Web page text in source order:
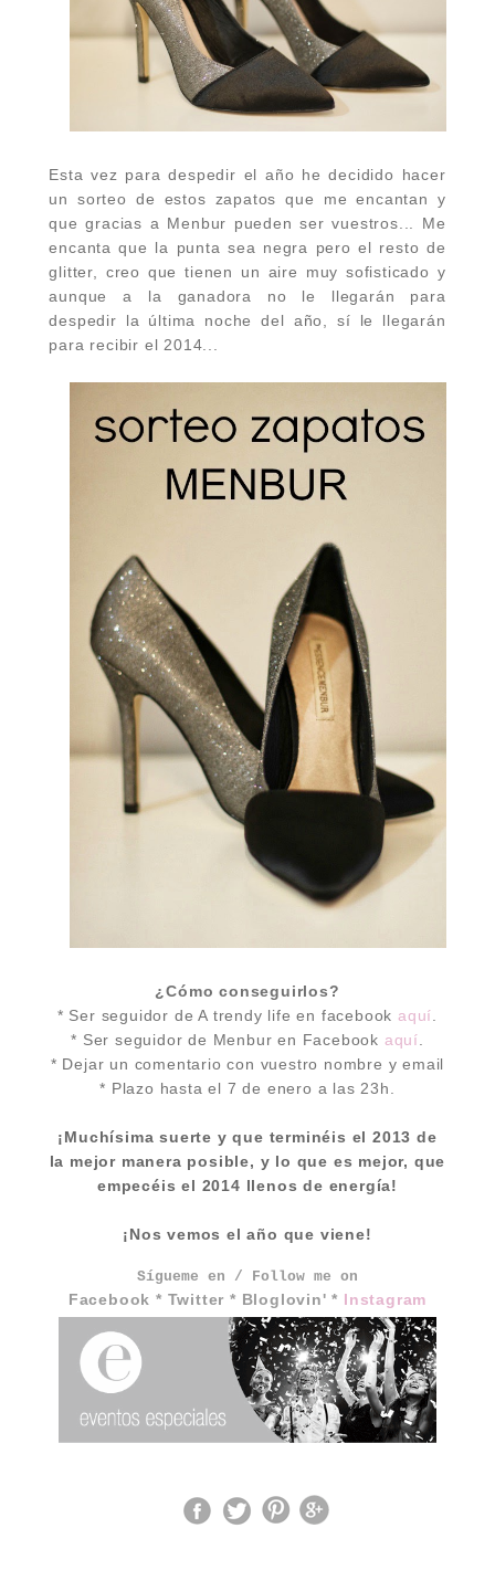
Esta vez para despedir el año he decidido hacer
un sorteo de estos zapatos que me encantan y
que gracias a Menbur pueden ser vuestros... Me
encanta que la punta sea negra pero el resto de
glitter, creo que tienen un aire muy sofisticado y
aunque a la ganadora no le llegarán para
despedir la última noche del año, sí le llegarán
para recibir el 2014...
¿Cómo conseguirlos?
* Ser seguidor de A trendy life en facebookaquí
* Ser seguidor de Menbur en Facebook aquí
* Dejar un comentario con vuestro nombre y email
* Plazo hasta el 7 de enero a las 23h.
¡Muchísima suerte y que terminéis el 2013 de
la mejor manera posible, y lo que es mejor, que
empecéis el 2014 llenos de energía!
¡Nos vemos el año que viene!
Sígueme en / Follow me on
Facebook * Twitter * Bloglovin'* Instagram